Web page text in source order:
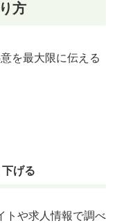
方
を最大限に伝える
げる
トや求人情報で調べ